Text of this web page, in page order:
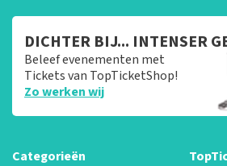
DICHTER BIJ... INTENSER
Beleef evenementen met
Tickets van TopTicketShop!
Zo werken wij
Categorieën